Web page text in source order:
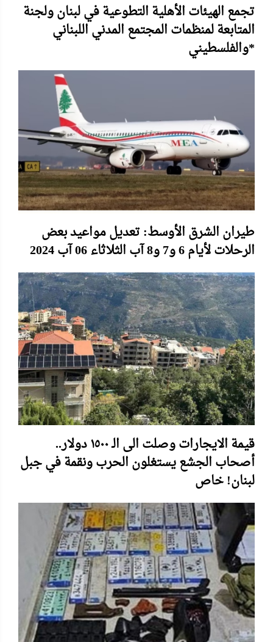
تجمع الهيئات الأهلية التطوعية في لبنان ولجنة
المتابعة لمنظمات المجتمع المدني اللبناني
والفلسطيني*
طيران الشرق الأوسط: تعديل مواعيد بعض
الرحلات لأيام 6 و7 و8 آب الثلاثاء 06 آب 2024
قيمة الايجارات وصلت الى الـ ١٥٠٠ دولار..
أصحاب الجشع يستغلون الحرب ونقمة في جبل
لبنان! خاص